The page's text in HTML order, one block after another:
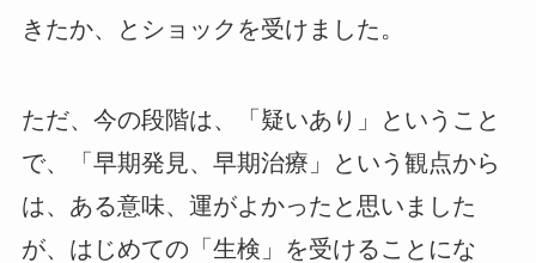
きたか、とショックを受けました。
ただ、今の段階は、「疑いあり」ということ
で、「早期発見、早期治療」という観点から
は、ある意味、運がよかったと思いました
が、はじめての「生検」を受けることにな